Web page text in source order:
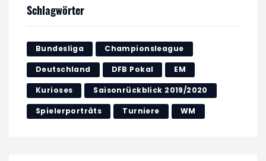
Schlagwörter
Bundesliga Championsleague
Deutschland DFB Pokal EM
Kurioses Saisonrückblick 2019/2020
Spielerporträts Turniere WM